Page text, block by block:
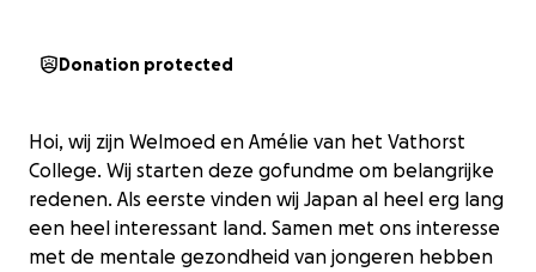
Donation protected
Hoi, wij zijn Welmoed en Amélie van het Vathorst
College. Wij starten deze gofundme om belangrijke
redenen. Als eerste vinden wij Japan al heel erg lang
een heel interessant land. Samen met ons interesse
met de mentale gezondheid van jongeren hebben